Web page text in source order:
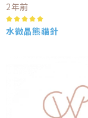
2年前
水微晶熊貓針